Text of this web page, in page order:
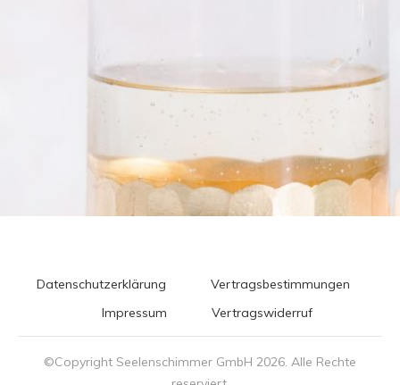
Datenschutzerklärung
Vertragsbestimmungen
Impressum
Vertragswiderruf
©Copyright Seelenschimmer GmbH 2026. Alle Rechte